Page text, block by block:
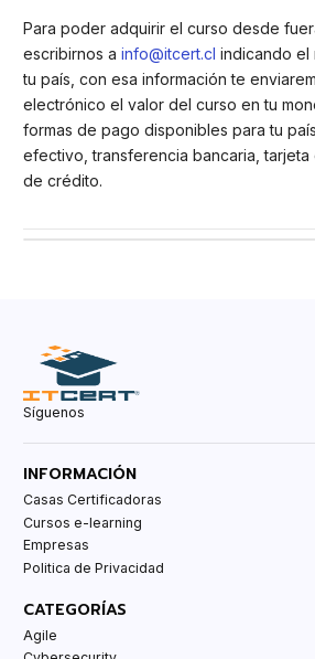
Para poder adquirir el curso desde
escribirnos a info@itcert.cl indicando el
tu país, con esa información te
electrónico el valor del curso en tu
formas de pago disponibles para tu
efectivo, transferencia bancaria,
de crédito.
Síguenos
INFORMACIÓN
Casas Certificadoras
Cursos e-learning
Empresas
Politica de Privacidad
CATEGORÍAS
Agile